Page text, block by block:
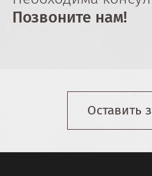
Позвоните нам!
Оставить